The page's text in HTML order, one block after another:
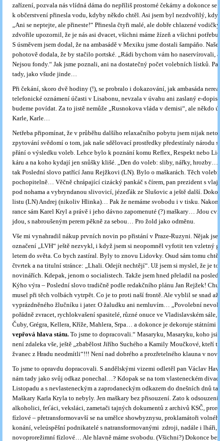
zařízení, pozvala nás vlídná dáma do nepříliš prostorné čekárny a dokonce se
k občerstvení přinesla vodu, kdyby někdo chtěl. Asi jsem byl nezdvořilý,
„Ani se neptejte, ale přineste!“ Přinesla čtyři malé, ale dobře chlazené
zdvořile upozornil, že je nás asi dvacet, všichni máme žízeň a všichni
S úsměvem jsem dodal, že na ambasádě v Mexiku jsme dostali šampáňo.
pohotově dodala, že by stačilo portské. „Rádi bychom vám ho naservírovali,
Nejsou fondy.“ Jak jsme poznali, ani na dostatečný počet volebních lístků.
tady, jako všude jinde…
Při čekání, skoro dvě hodiny (!), se probralo i dokazování, jak ambasáda
telefonické oznámení účasti v Lisabonu, nevzala v úvahu ani zaslaný e-
budeme povídat. Za to jistě nemůže „Rusnokova vláda v demisi“, ale někdo
Karle, Karle…
Netřeba připomínat, že v průběhu dalšího relaxačního pobytu jsem nijak
zpytování svědomí o tom, jak naše sdělovací prostředky předestíraly národu
přání o výsledku voleb. Lehce bylo k poznání komu Reflex, Respekt nebo
káru a na koho kydají jen snůšky klišé. „Den do voleb: sliby, nářky,
tak Poslední slovo patřící Janu Rejžkovi (LN). Bylo o maškarách. Těch
pochopitelně… Věčně chrápající cizácký pankáč s čírem, pan prezident s
pod nohama a vybryndanou slivovicí, jézeďák ze Slušovic a ještě další.
listu (LN) Andrej (nikoliv Hlinka)… Pak že nemáme svobodu i v tisku.
rance sám Karel Kryl a právě i jeho dávno zapomenuté (?) maškary… Jdou
jdou, s nabroušeným perem pěkně za sebou… Pro žold jako odměnu.
Vše mi vynahradil nákup prvních novin po přistání v Praze-Ruzyni. Nějak
označení „LVH“ ještě nezvykl, i když jsem si neopomněl vyfotit ten vzletný
letem do světa. Co bych zastíral. Byly to znovu Lidovky. Osud sám tomu
čtvrtek a na titulní stránce: „Lhali. Odejít nechtějí“. Už jsem si myslel, že je to
novinářích. Kdepak, jenom o socialistech. Takže jsem hned přeladil na
Kýho výra – Poslední slovo tradičně podle redakčního plánu Jan Rejžek!
musel při těch volbách vytrpět. Co je to proti naší frontě. Ale vyblil se snad
vyprázdněného žlučníku i jater. O žaludku ani nemluvím… „Povolební
pořádně zvracet, rychlokvašení spasitelé, různé onuce ve Vladislavském
Čuby, Grégra, Kellera, Kříže, Mahlera, Srpa… a dokonce je dekoruje státními
vepřová hlava státu. To jsme to dopracovali.“ Masaryku, Masaryku, koho
není zdaleka vše, ještě „zbabělost Jiřího Suchého a Kamily Moučkové, kteří
žvanec z Hradu neodmítli“!!! Není nad dobrého a prozřetelného klauna v
To jsme to opravdu dopracovali. S andělskými vizemi odletěl pan Václav
nám tady jako svůj odkaz ponechal…? Kdopak se na tom vlasteneckém
Listopadu a s nevlasteneckým a zaprodaneckým odkazem do dnešních dnů
Maškary Karla Kryla to nebyly. Jen maškary bez přisouzení. Zato k
alkoholici, feťáci, veksláci, zametači tajných dokumentů z archivů KSČ,
fízlové – přetransformovavší se na umělce showbyznysu, proklamátoři
konání, veleúspěšní podnikatelé s natransformovanými zdroji, nadále i lháři,
novoprorežimní fízlové… Ale hlavně máme svobodu. (Všichni?) Dokonce